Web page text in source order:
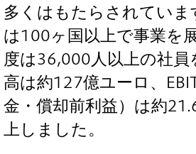
多くはもたらされていま
は100ヶ国以上で事業を
度は36,000人以上の社員
高は約127億ユーロ、
金・償却前利益）は約
上しました。